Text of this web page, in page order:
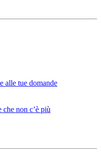
alle tue domande
che non c’è più